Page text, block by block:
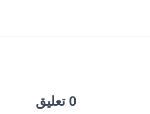
0 تعليق